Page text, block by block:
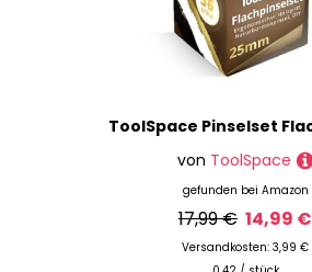
von ToolSpace
gefunden bei Amazon
17,99 € 14,99 €
Versandkosten: 3,99 €